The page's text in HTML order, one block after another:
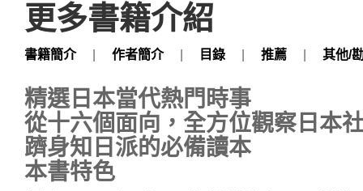
更多書籍介紹
書籍簡介 作者簡介 目錄 推薦 其他/
精選日本當代熱門時事
從十六個面向，全方位觀察日本
躋身知日派的必備讀本
本書特色